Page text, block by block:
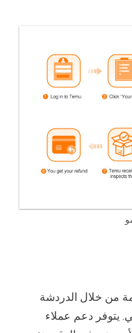
من خلال الدردشة
يتوفر دعم عملاء